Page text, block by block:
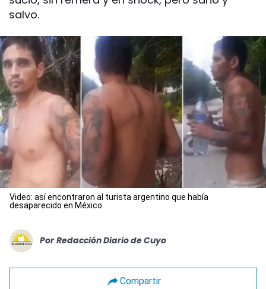
salvo.
Video: así encontraron al turista argentino que había
desaparecido en México
Por Redacción Diario de Cuyo
Compartir